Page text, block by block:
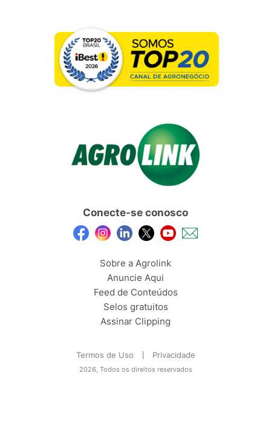
Conecte-se conosco
Sobre a Agrolink
Anuncie Aqui
Feed de Conteúdos
Selos gratuitos
Assinar Clipping
Termos de Uso Privacidade
2026, Todos os direitos reservados